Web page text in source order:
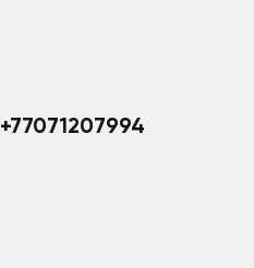
+77071207994